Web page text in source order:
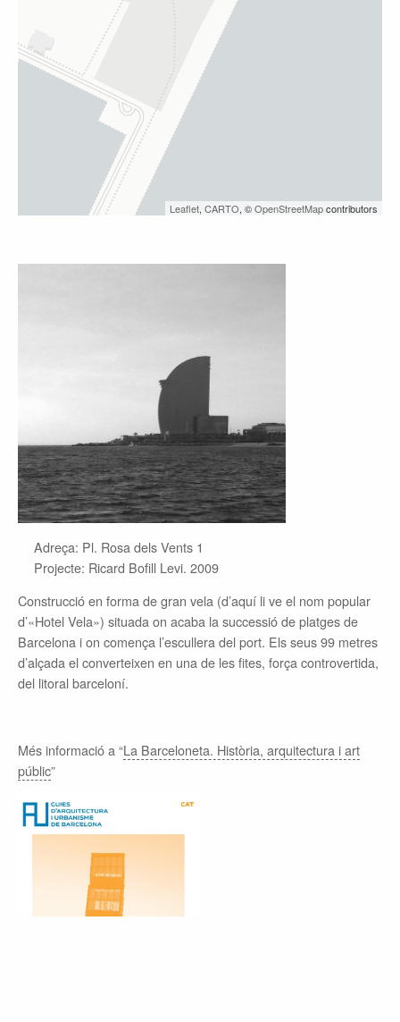
Leaflet, CARTO, ©OpenStreetMapcontributors
Adreça: Pl. Rosa dels Vents 1
Projecte: Ricard Bofill Levi. 2009
Construcció en forma de gran vela (d’aquí li ve el nom popular
d’«Hotel Vela») situada on acaba la successió de platges de
Barcelona i on comença l’escullera del port. Els seus 99 metres
d’alçada el converteixen en una de les fites, força controvertida,
del litoral barceloní.
Més informació a “La Barceloneta. Història, arquitectura i art
públic”